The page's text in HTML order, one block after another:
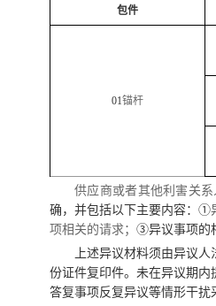
包件
01锚杆
供应商或者其他利害关
确，并包括以下主要内容：①
项相关的请求； ③异议事项的
上述异议材料须由异议
份证件复印件。未在异议期
答复事项反复异议等情形干